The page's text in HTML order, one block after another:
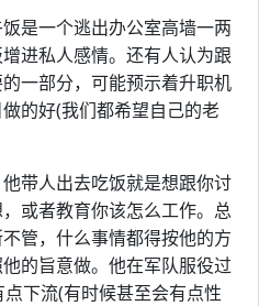
是一个逃出办公室高墙一两
进私人感情。还有人认为跟
一部分，可能预示着升职机
的好(我们都希望自己的老
带人出去吃饭就是想跟你讨
或者教育你该怎么工作。总
管，什么事情都得按他的方
的旨意做。他在军队服役过
下流(有时候甚至会有点性